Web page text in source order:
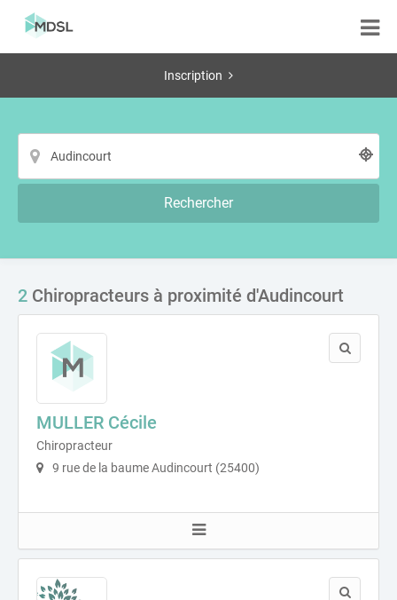
Inscription
Rechercher
2 Chiropracteurs à proximité d'Audincourt
MULLER Cécile
Chiropracteur
9 rue de la baume Audincourt (25400)